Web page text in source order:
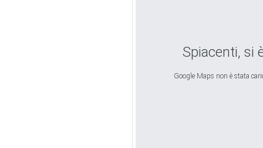
Spiacenti, si
Google Maps non è stata